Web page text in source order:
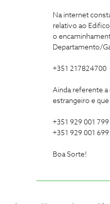
Na internet
relativo ao
o
Departamento/
+351 217824700
Ainda referente
estrangeiro e que
+351 929 001
+351 929 001
Boa Sorte!